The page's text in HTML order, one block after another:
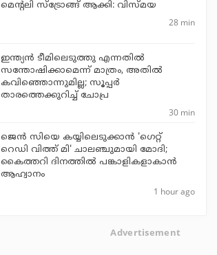
മെന്റലി സ്ട്രോങ്ങ് ആക്കി: വിസ്മയ
28 min
ഇന്ത്യന്‍ ടീമിലെടുത്തു എന്നതില്‍
സന്തോഷിക്കാമെന്ന് മാത്രം, അതില്‍
കവിഞ്ഞൊന്നുമില്ല; സൂപ്പര്‍
താരത്തെക്കുറിച്ച് ചോപ്ര
30 min
ജെന്‍ സിയെ കയ്യിലെടുക്കാന്‍ 'ഗെറ്റ്
റെഡി വിത്ത് മി' ചാലഞ്ചുമായി മോദി;
കൈത്തറി ദിനത്തില്‍ പങ്കാളികളാകാന്‍
ആഹ്വാനം
1 hour ago
Advertisement